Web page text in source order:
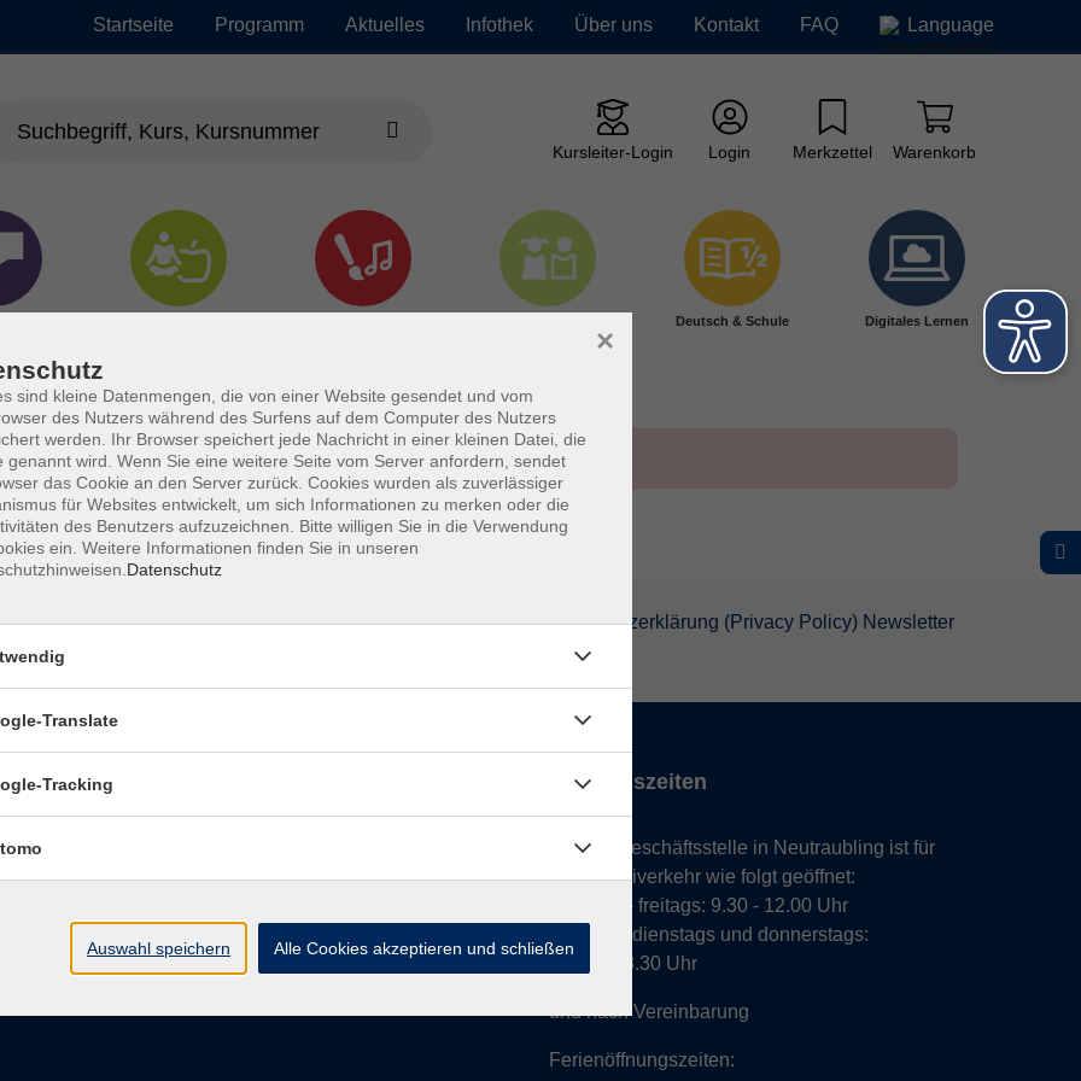
Startseite Programm Aktuelles Infothek Über uns Kontakt FAQ Language
Kursleiter-Login Login Merkzettel Warenkorb
Deutsch & Schule Digitales Lernen
Barrierefreiheitserklärung Datenschutzerklärung
Datenschutzerklärung (Privacy Policy) Newsletter
vhs Regensburger Land e. V.
93073 Neutraubling
info@vhs-regensburger-land.de
Tel: 09401 52550
Öffnungszeiten
Unsere Geschäftsstelle in Neutraubling ist für
den Parteiverkehr wie folgt geöffnet:
montags - freitags: 9.30 - 12.00 Uhr
montags, dienstags und donnerstags:
14.00 - 18.30 Uhr
und nach Vereinbarung
Ferienöffnungszeiten:
sind kleine Datenmengen, die von einer Website gesendet und vom
des Nutzers während des Surfens auf dem Computer des Nutzers
werden. Ihr Browser speichert jede Nachricht in einer kleinen Datei, die
genannt wird. Wenn Sie eine weitere Seite vom Server anfordern, sendet
das Cookie an den Server zurück. Cookies wurden als zuverlässiger
für Websites entwickelt, um sich Informationen zu merken oder die
des Benutzers aufzuzeichnen. Bitte willigen Sie in die Verwendung
ein. Weitere Informationen finden Sie in unseren
Datenschutz
×
Translate
Tracking
Auswahl speichern Alle Cookies akzeptieren und schließen